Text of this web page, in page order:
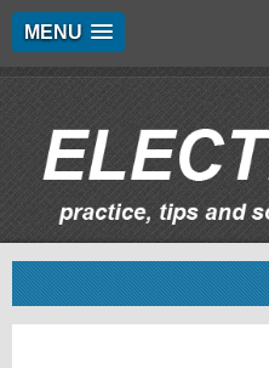
MENU